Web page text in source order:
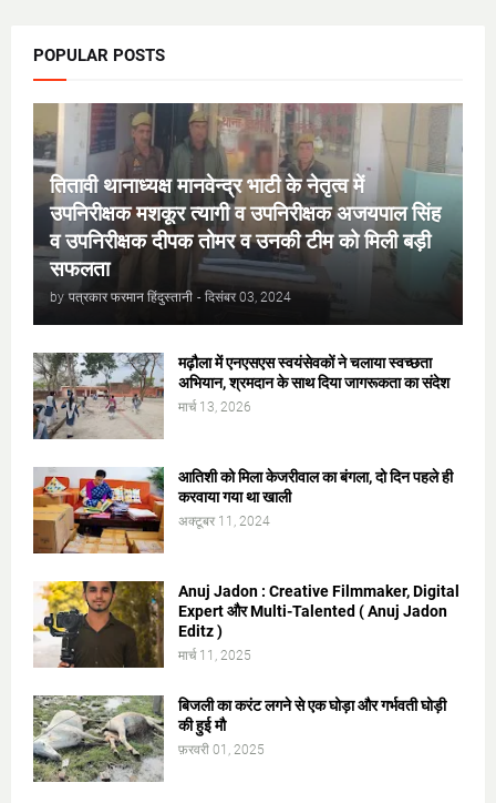
POPULAR POSTS
तितावी थानाध्यक्ष मानवेन्द्र भाटी के नेतृत्व में
उपनिरीक्षक मशकूर त्यागी व उपनिरीक्षक अजयपाल सिंह
व उपनिरीक्षक दीपक तोमर व उनकी टीम को मिली बड़ी
सफलता
by पत्रकार फरमान हिंदुस्तानी - दिसंबर 03, 2024
मढ़ौला में एनएसएस स्वयंसेवकों ने चलाया स्वच्छता
अभियान, श्रमदान के साथ दिया जागरूकता का संदेश
मार्च 13, 2026
आतिशी को मिला केजरीवाल का बंगला, दो दिन पहले ही
करवाया गया था खाली
अक्टूबर 11, 2024
Anuj Jadon : Creative Filmmaker, Digital
Expert और Multi-Talented ( Anuj Jadon
Editz )
मार्च 11, 2025
बिजली का करंट लगने से एक घोड़ा और गर्भवती घोड़ी
की हुई मौ
फ़रवरी 01, 2025